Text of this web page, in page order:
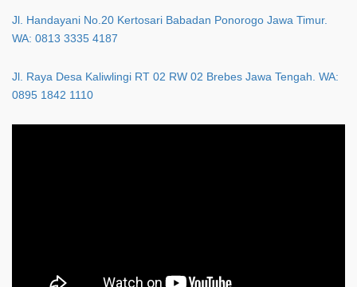
Jl. Handayani No.20 Kertosari Babadan Ponorogo Jawa Timur.
WA: 0813 3335 4187
Jl. Raya Desa Kaliwlingi RT 02 RW 02 Brebes Jawa Tengah. WA:
0895 1842 1110